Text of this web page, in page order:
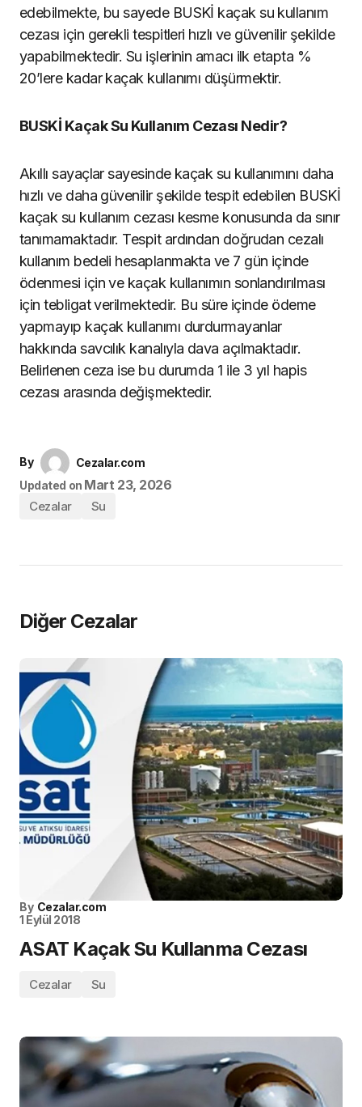
edebilmekte, bu sayede BUSKİ kaçak su kullanım
cezası için gerekli tespitleri hızlı ve güvenilir şekilde
yapabilmektedir. Su işlerinin amacı ilk etapta %
20’lere kadar kaçak kullanımı düşürmektir.
BUSKİ Kaçak Su Kullanım Cezası Nedir?
Akıllı sayaçlar sayesinde kaçak su kullanımını daha
hızlı ve daha güvenilir şekilde tespit edebilen BUSKİ
kaçak su kullanım cezası kesme konusunda da sınır
tanımamaktadır. Tespit ardından doğrudan cezalı
kullanım bedeli hesaplanmakta ve 7 gün içinde
ödenmesi için ve kaçak kullanımın sonlandırılması
için tebligat verilmektedir. Bu süre içinde ödeme
yapmayıp kaçak kullanımı durdurmayanlar
hakkında savcılık kanalıyla dava açılmaktadır.
Belirlenen ceza ise bu durumda 1 ile 3 yıl hapis
cezası arasında değişmektedir.
By
Cezalar.com
Updated on Mart 23, 2026
Cezalar Su
Diğer Cezalar
By Cezalar.com
1 Eylül 2018
ASAT Kaçak Su Kullanma Cezası
Cezalar Su